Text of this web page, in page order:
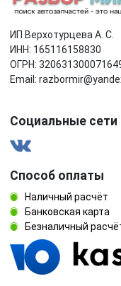
ИП Верхотурцева А. С.
ИНН: 165116158830
ОГРН:
Email:
Социальные
Способ оплаты
Наличный расчёт
Банковская карта
Безналичный